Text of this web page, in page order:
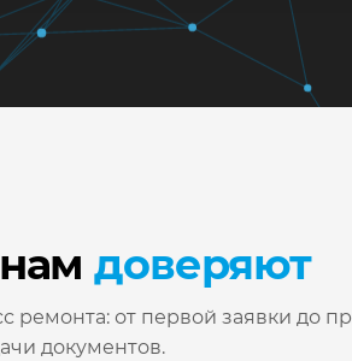
доверяют
ремонта: от первой заявки до
документов.